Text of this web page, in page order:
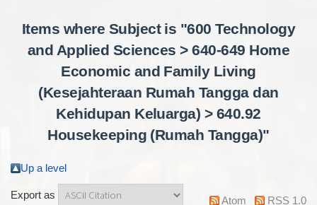
Items where Subject is "600 Technology
and Applied Sciences > 640-649 Home
Economic and Family Living
(Kesejahteraan Rumah Tangga dan
Kehidupan Keluarga) > 640.92
Housekeeping (Rumah Tangga)"
Up a level
Export as Atom
RSS 1.0